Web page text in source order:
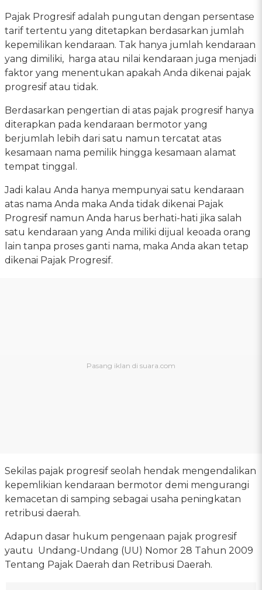
Pajak Progresif adalah pungutan dengan persentase
tarif tertentu yang ditetapkan berdasarkan jumlah
kepemilikan kendaraan. Tak hanya jumlah kendaraan
yang dimiliki, harga atau nilai kendaraan juga menjadi
faktor yang menentukan apakah Anda dikenai pajak
progresif atau tidak.
Berdasarkan pengertian di atas pajak progresif hanya
diterapkan pada kendaraan bermotor yang
berjumlah lebih dari satu namun tercatat atas
kesamaan nama pemilik hingga kesamaan alamat
tempat tinggal.
Jadi kalau Anda hanya mempunyai satu kendaraan
atas nama Anda maka Anda tidak dikenai Pajak
Progresif namun Anda harus berhati-hati jika salah
satu kendaraan yang Anda miliki dijual keoada orang
lain tanpa proses ganti nama, maka Anda akan tetap
dikenai Pajak Progresif.
Sekilas pajak progresif seolah hendak mengendalikan
kepemlikian kendaraan bermotor demi mengurangi
kemacetan di samping sebagai usaha peningkatan
retribusi daerah.
Adapun dasar hukum pengenaan pajak progresif
yautu Undang-Undang (UU) Nomor 28 Tahun 2009
Tentang Pajak Daerah dan Retribusi Daerah.